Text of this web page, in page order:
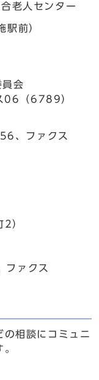
老人センター
駅前）
員会
06（6789）
、ファクス
2）
ァクス
の相談にコミュニ